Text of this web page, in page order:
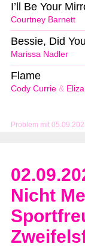
Problem mit
Courtney Barnett
I’ll Be Your
Marissa Nadler
Bessie, Did
Cody Currie &
Flame
Nicht